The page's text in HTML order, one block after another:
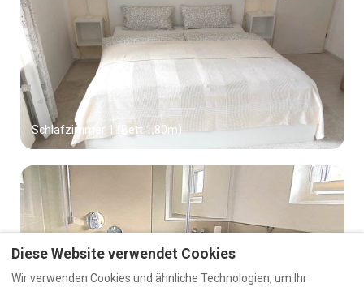
Schlafzimmer 1 (Bett 1,80m)
Diese Website verwendet Cookies
Wir verwenden Cookies und ähnliche Technologien, um Ihr